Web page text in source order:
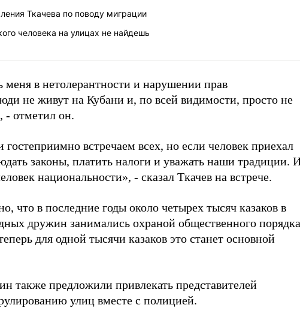
Ткачева по поводу миграции
человека на улицах не найдешь
меня в нетолерантности и нарушении прав
не живут на Кубани и, по всей видимости, просто не
отметил он.
встречаем всех, но если человек приехал
законы, платить налоги и уважать наши традиции.
национальности», - сказал Ткачев на встрече.
что в последние годы около четырех тысяч казаков в
дружин занимались охраной общественного порядка
для одной тысячи казаков это станет основной
также предложили привлекать представителей
улиц вместе с полицией.